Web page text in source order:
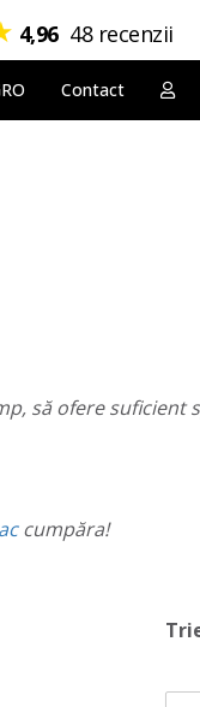
4,96 48 recenzii
Contact
să ofere suficient
cumpăra!